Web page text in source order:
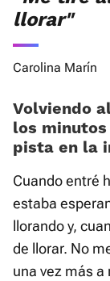
llorar"
Carolina Marín
Volviendo
los
pista en la
Cuando entré
estaba
llorando y,
de llorar. No
una vez más